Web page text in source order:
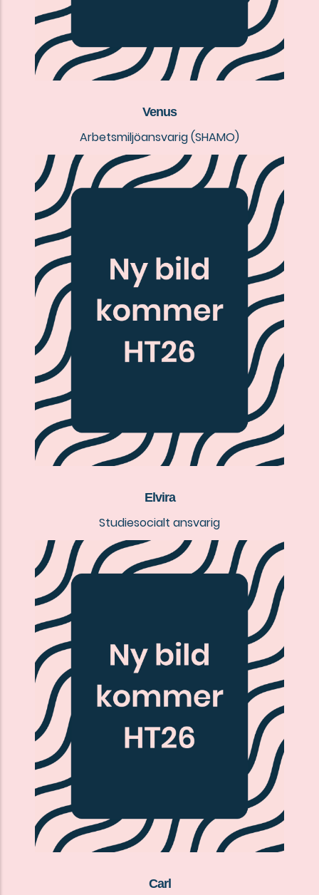
Venus
Arbetsmiljöansvarig (SHAMO)
Elvira
Studiesocialt ansvarig
Carl